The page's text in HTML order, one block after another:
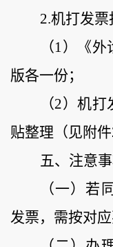
2.机打发
（1）
《
版各一份；
（2）机打
贴整理（见附件
五、注意
（一）若
发票，需按对